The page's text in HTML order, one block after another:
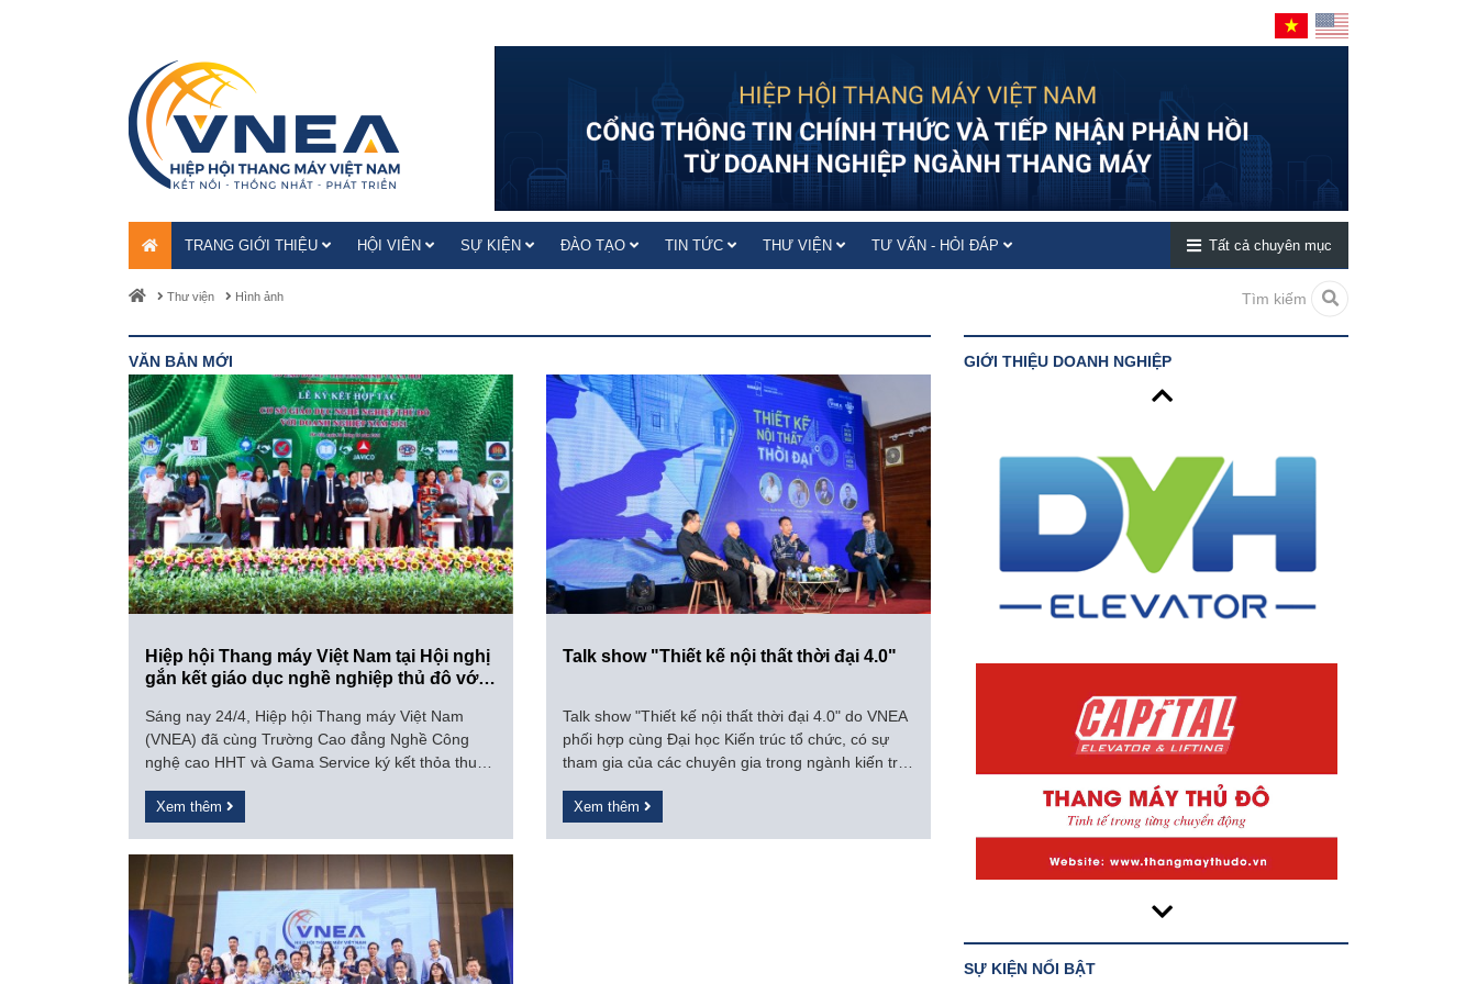
TRANG GIỚI THIỆU HỘI VIÊN SỰ KIỆN ĐÀO TẠO TIN TỨC THƯ VIỆN TƯ VẤN - HỎI ĐÁP Tất cả chuyên mục
Thư viện Hình ảnh Tìm kiếm
VĂN BẢN MỚI
Hiệp hội Thang máy Việt Nam tại Hội nghị
gắn kết giáo dục nghề nghiệp thủ đô với
Sáng nay 24/4, Hiệp hội Thang máy Việt Nam
(VNEA) đã cùng Trường Cao đẳng Nghề Công
nghệ cao HHT và Gama Service ký kết thỏa thuận
Xem thêm
Talk show "Thiết kế nội thất thời đại 4.0"
Talk show "Thiết kế nội thất thời đại 4.0" do VNEA
phối hợp cùng Đại học Kiến trúc tổ chức, có sự
tham gia của các chuyên gia trong ngành kiến trúc
Xem thêm
GIỚI THIỆU DOANH NGHIỆP
SỰ KIỆN NỔI BẬT